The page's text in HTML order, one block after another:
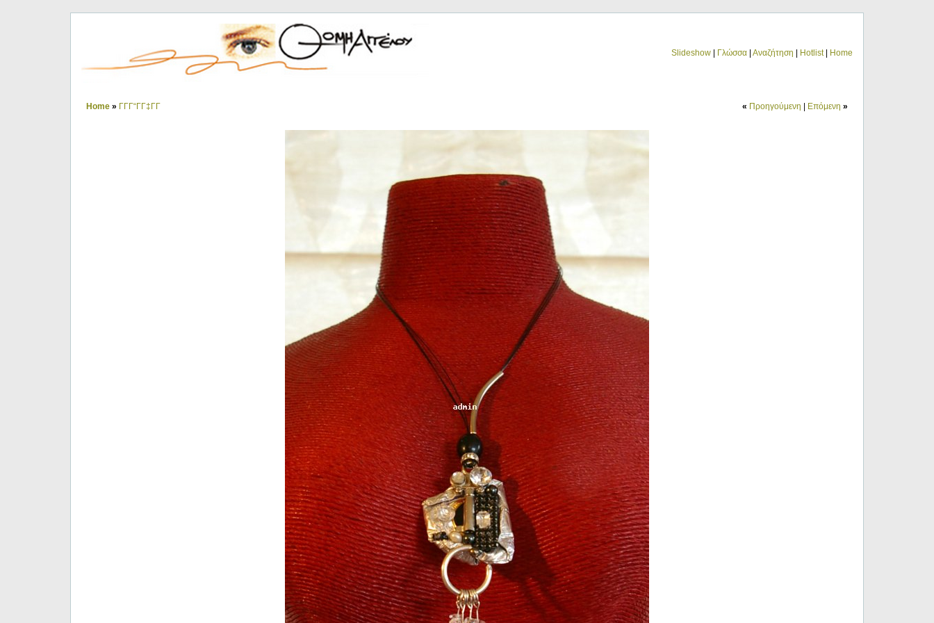
Slideshow Γλώσσα Αναζήτηση Hotlist| Home
Home » ΓΓΓ“ΓΓ‡ΓΓ « Προηγούμενη Επόμενη »